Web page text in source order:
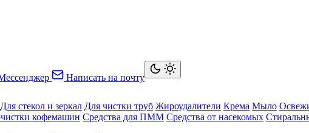
Написать на почту
Для стекол и зеркал Для чистки труб Жироудалители Крема Мыло
кофемашин Средства для ПММ Средства от насекомых